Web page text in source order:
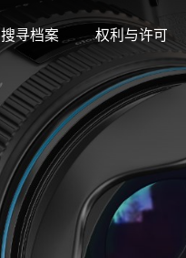
搜寻档案 权利与许可